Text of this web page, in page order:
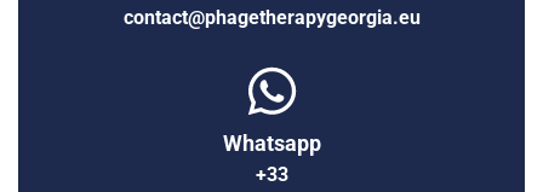
contact@phagetherapygeorgia.eu
Whatsapp
+33